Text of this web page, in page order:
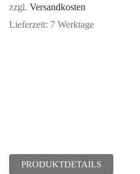
zzgl. Versandkosten
Lieferzeit: 7 Werktage
PRODUKTDETAILS